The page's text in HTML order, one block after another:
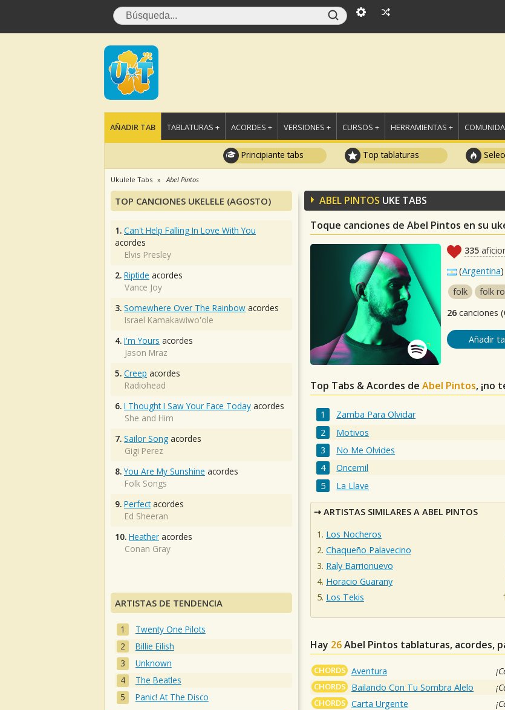
AÑADIR TAB TABLATURAS + ACORDES + VERSIONES + CURSOS + HERRAMIENTAS +
Principiante tabs Top tablaturas
Ukulele Tabs Abel Pintos
ABEL PINTOS UKE TABS
Toque canciones de Abel Pintos en su
335
(Argentina)
folk
folk
26 canciones
Añadir
Top Tabs & Acordes de Abel Pintos, ¡no
Zamba Para Olvidar
Motivos
No Me Olvides
Oncemil
La Llave
ARTISTAS SIMILARES A ABEL PINTOS
Los Nocheros
Chaqueño Palavecino
Raly Barrionuevo
Horacio Guarany
Los Tekis
Hay 26Abel Pintos tablaturas, acordes,
CHORDS Aventura
CHORDS Bailando Con Tu Sombra Alelo
CHORDS Carta Urgente
TOP CANCIONES UKELELE (AGOSTO)
1. Can't Help Falling In Love With You
acordes
Elvis Presley
2. Riptide acordes
Vance Joy
3. Somewhere Over The Rainbow acordes
Israel Kamakawiwo'ole
4. I'm Yours acordes
Jason Mraz
5. Creep acordes
Radiohead
6. I Thought I Saw Your Face Today acordes
She and Him
7. Sailor Song acordes
Gigi Perez
8. You Are My Sunshine acordes
Folk Songs
9. Perfectacordes
Ed Sheeran
10. Heather acordes
Conan Gray
ARTISTAS DE TENDENCIA
Twenty One Pilots
Billie Eilish
Unknown
The Beatles
Panic! At The Disco